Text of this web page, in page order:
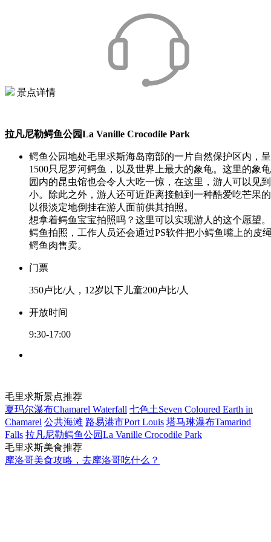
景点详情
拉凡尼勒鳄鱼公园La Vanille Crocodile Park
鳄鱼公园地处毛里求斯海岛南部的一片自然保护区内，
1500只尼罗河鳄鱼，以及世界上最大的象龟。这里的象
园内的昆虫馆也会令人大吃一惊，在这里，游人可以见
小。除此之外，游人还可近距离接触到一种酷爱吃芒
以很淡定地倒挂在游人面前供其拍照。
想拿着鳄鱼宝宝拍照吗？这里可以实现游人的这个愿望
鳄鱼拍照，工作人员还会通过PS软件把小鳄鱼嘴上的皮
鳄鱼肉售卖。
门票
350卢比/人，12岁以下儿童200卢比/人
开放时间
9:30-17:00
毛里求斯景点推荐
夏玛尔瀑布Chamarel Waterfall 七色土Seven Coloured Earth in
Chamarel 公共海滩 路易港市Port Louis 塔马琳瀑布Tamarind
Falls 拉凡尼勒鳄鱼公园La Vanille Crocodile Park
毛里求斯美食推荐
摩洛哥美食攻略，去摩洛哥吃什么？